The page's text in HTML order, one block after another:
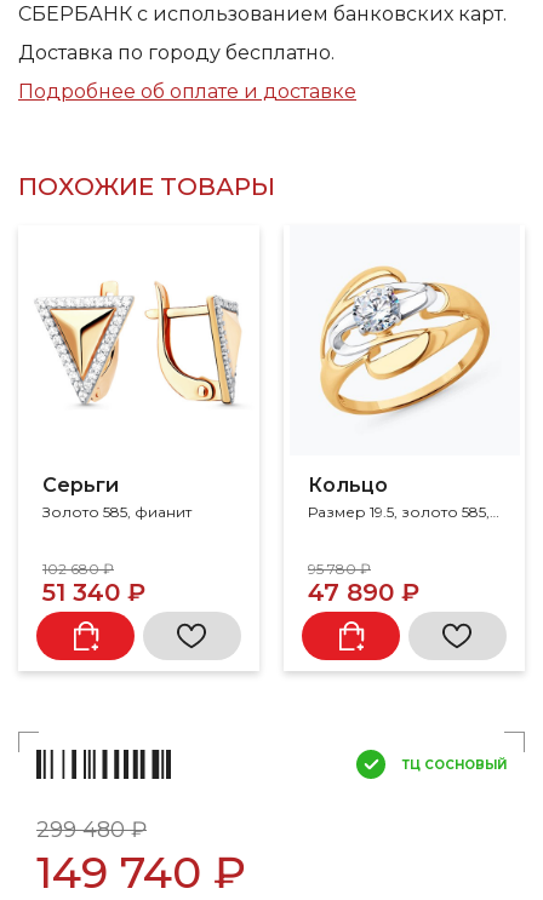
СБЕРБАНК с использованием банковских карт.
Доставка по городу бесплатно.
Подробнее об оплате и доставке
ПОХОЖИЕ ТОВАРЫ
Серьги
Золото 585, фианит
102 680 ₽
51 340 ₽
Кольцо
Размер 19.5, золото 585, фианит
95 780 ₽
47 890 ₽
ТЦ СОСНОВЫЙ
299 480 ₽
149 740 ₽